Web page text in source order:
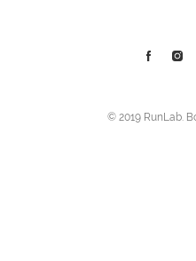
© 2019 RunLab.